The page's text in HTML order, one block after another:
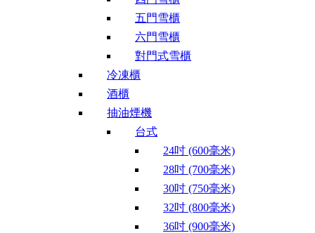
五門雪櫃
六門雪櫃
對門式雪櫃
冷凍櫃
酒櫃
抽油煙機
台式
24吋 (600毫米)
28吋 (700毫米)
30吋 (750毫米)
32吋 (800毫米)
36吋 (900毫米)